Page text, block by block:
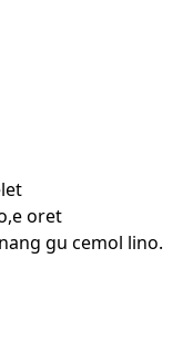
oret
gu cemol lino.